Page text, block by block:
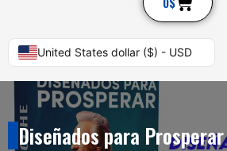
United States dollar ($) - USD
Diseñados para